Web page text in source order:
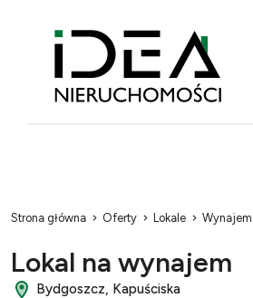
Strona główna Oferty Lokale Wynajem
Lokal na wynajem
Bydgoszcz, Kapuściska